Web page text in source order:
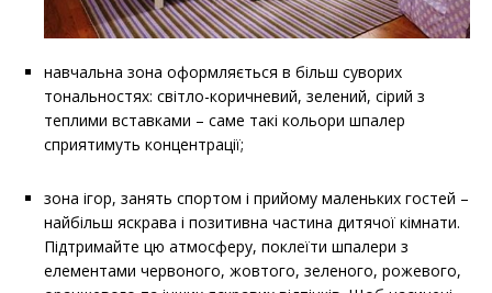
навчальна зона оформляється в більш суворих
тональностях: світло-коричневий, зелений, сірий з
теплими вставками – саме такі кольори шпалер
сприятимуть концентрації;
зона ігор, занять спортом і прийому маленьких гостей –
найбільш яскрава і позитивна частина дитячої кімнати.
Підтримайте цю атмосферу, поклеїти шпалери з
елементами червоного, жовтого, зеленого, рожевого,